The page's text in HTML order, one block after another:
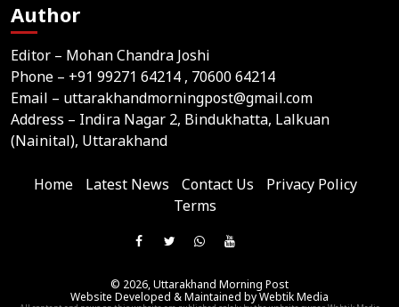
Author
Editor – Mohan Chandra Joshi
Phone – +91 99271 64214 , 70600 64214
Email – uttarakhandmorningpost@gmail.com
Address – Indira Nagar 2, Bindukhatta, Lalkuan
(Nainital), Uttarakhand
Home Latest News Contact Us
Privacy Policy
Terms
Like
On
Follow
On
Join
WhatsApp
Subscribe
YouTube
on
© 2026,Uttarakhand Morning Post
Website Developed & Maintained by Webtik Media